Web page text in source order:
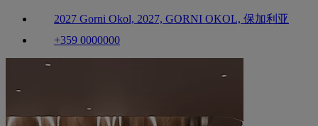
2027 Gorni Okol, 2027, GORNI OKOL, 保加利亚
+359 0000000